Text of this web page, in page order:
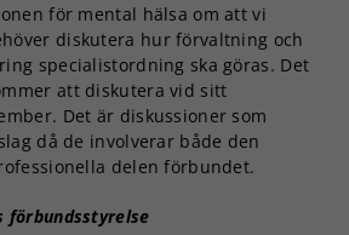
för mental hälsa om att vi
diskutera hur förvaltning och
specialistordning ska göras. Det
att diskutera vid sitt
Det är diskussioner som
då de involverar både den
delen förbundet.
förbundsstyrelse